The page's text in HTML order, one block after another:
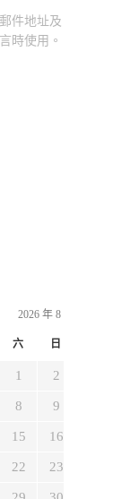
件地址及
時使用。
2026 年 8 月
六 日
1 2
8 9
15 16
22 23